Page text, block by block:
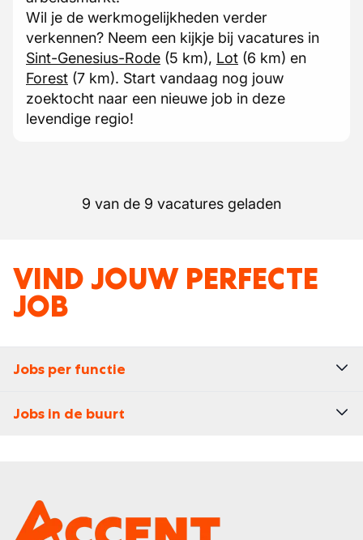
Wil je de werkmogelijkheden verder
verkennen? Neem een kijkje bij vacatures in
Sint-Genesius-Rode (5 km), Lot (6 km) en
Forest (7 km). Start vandaag nog jouw
zoektocht naar een nieuwe job in deze
levendige regio!
9 van de 9 vacatures geladen
VIND JOUW PERFECTE
JOB
Jobs per functie
Jobs in de buurt